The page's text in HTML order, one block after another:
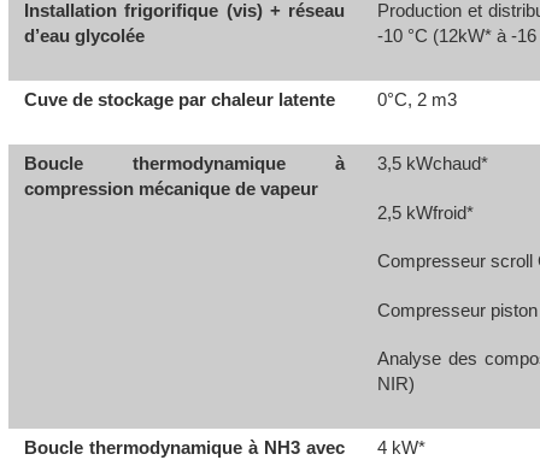
Installation frigorifique (vis) + réseau
d’eau glycolée
Production et
‑10 °C (12kW* à -16
Cuve de stockage par chaleur latente 0°C, 2 m3
Boucle thermodynamique à
compression mécanique de vapeur
3,5 kWchaud*
2,5 kWfroid*
Compresseur scroll
Compresseur
Analyse des
NIR)
Boucle thermodynamique à NH3avec
4 kW*